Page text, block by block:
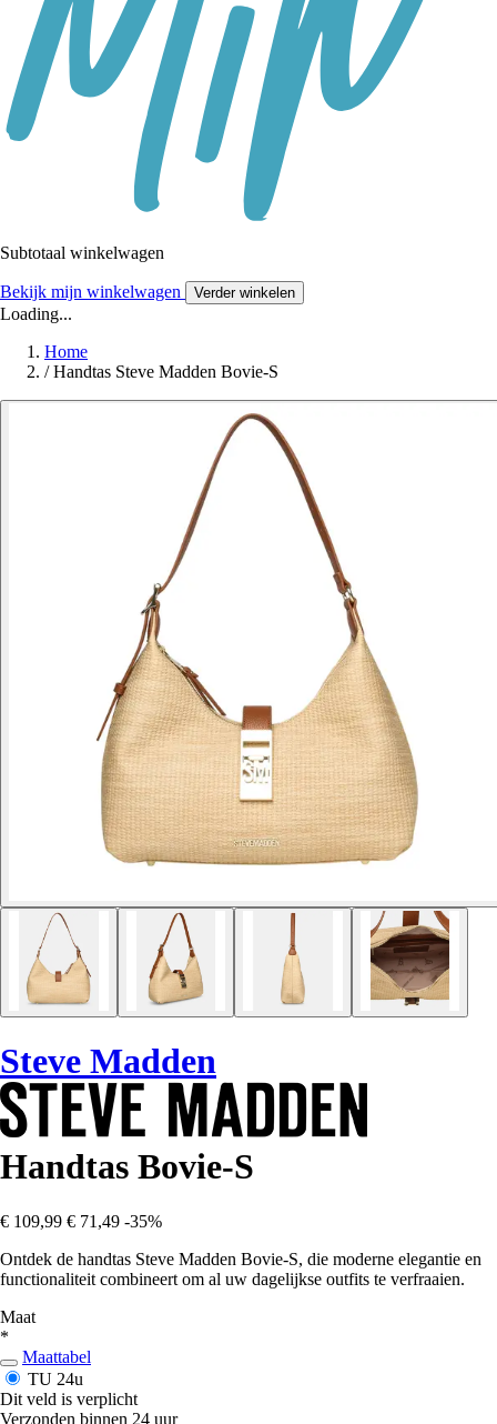
Subtotaal winkelwagen
Bekijk mijn winkelwagen Verder winkelen
Loading...
Home
/ Handtas Steve Madden Bovie-S
Steve Madden
Handtas Bovie-S
€ 109,99 € 71,49 -35%
Ontdek de handtas Steve Madden Bovie-S, die moderne elegantie en
functionaliteit combineert om al uw dagelijkse outfits te verfraaien.
Maat
*
Maattabel
TU 24u
Dit veld is verplicht
Verzonden binnen 24 uur